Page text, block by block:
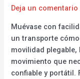
Deja un comentario
Muévase con
un transporte
movilidad
movimiento que
confiable y portátil.